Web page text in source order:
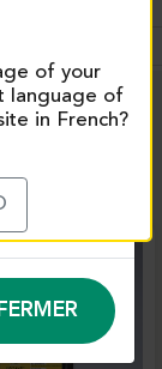
FERMER
of your
language of
in French?